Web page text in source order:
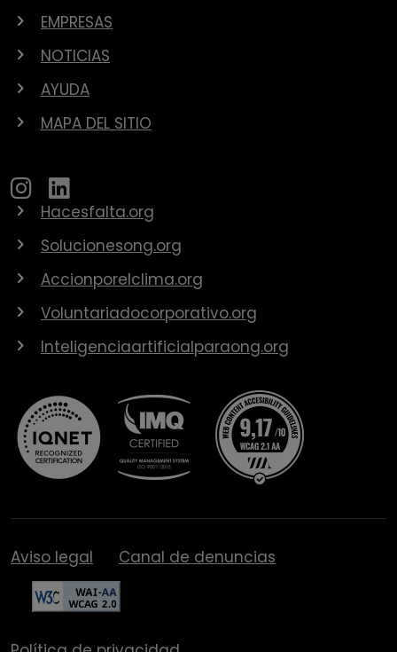
EMPRESAS
NOTICIAS
AYUDA
MAPA DEL SITIO
Hacesfalta.org
Solucionesong.org
Accionporelclima.org
Voluntariadocorporativo.org
Inteligenciaartificialparaong.org
Aviso legal Canal de denuncias